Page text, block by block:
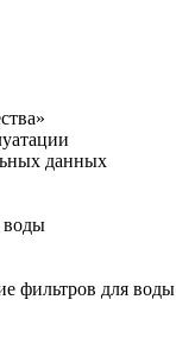
данных
воды
фильтров для воды